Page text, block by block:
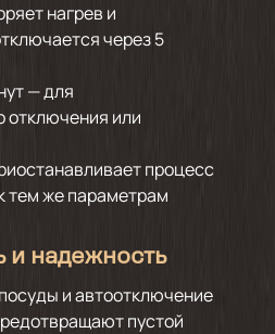
нагрев и
через 5
— для
отключения или
процесс
тем же параметрам
и надежность
и автоотключение
пустой